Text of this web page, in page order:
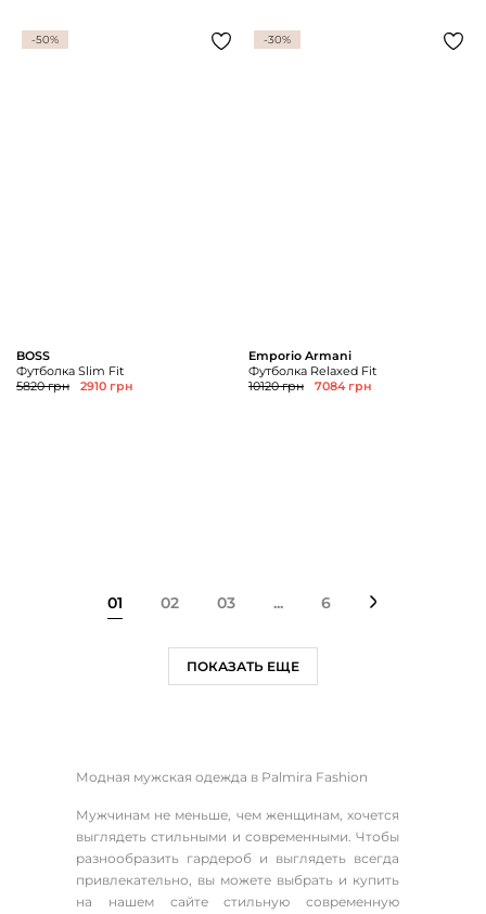
-50%
BOSS
Футболка Slim Fit
5820 грн
2910 грн
-30%
Emporio Armani
Футболка Relaxed Fit
10120 грн
7084 грн
01 02 03 ... 6
ПОКАЗАТЬ ЕЩЕ
Модная мужская одежда в Palmira Fashion
Мужчинам не меньше, чем женщинам, хочется
выглядеть стильными и современными. Чтобы
разнообразить гардероб и выглядеть всегда
привлекательно, вы можете выбрать и купить
на нашем сайте стильную современную